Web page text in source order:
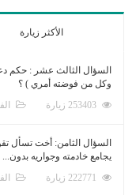
الأكثر زيارة
السؤال الثالث عشر : حكم
وكل من فوضته أمري ) ؟
السؤال الثامن: أخت تسأل
يجامع خادمته وجواريه بدون...